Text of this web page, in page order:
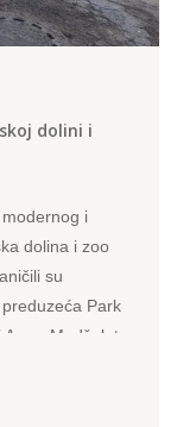
dolini i
i
dolina i zoo
su
Park
Mudželet,